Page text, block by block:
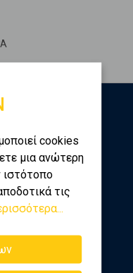
cookies
μια ανώτερη
ιστότοπο
τις
Home για νέα
της αγοράς